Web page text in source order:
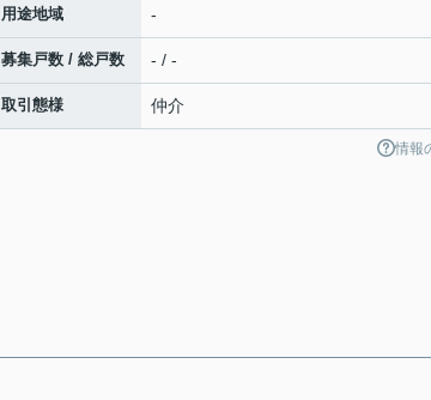
用途地域 -
募集戸数 / 総戸数 - / -
取引態様 仲介
情報